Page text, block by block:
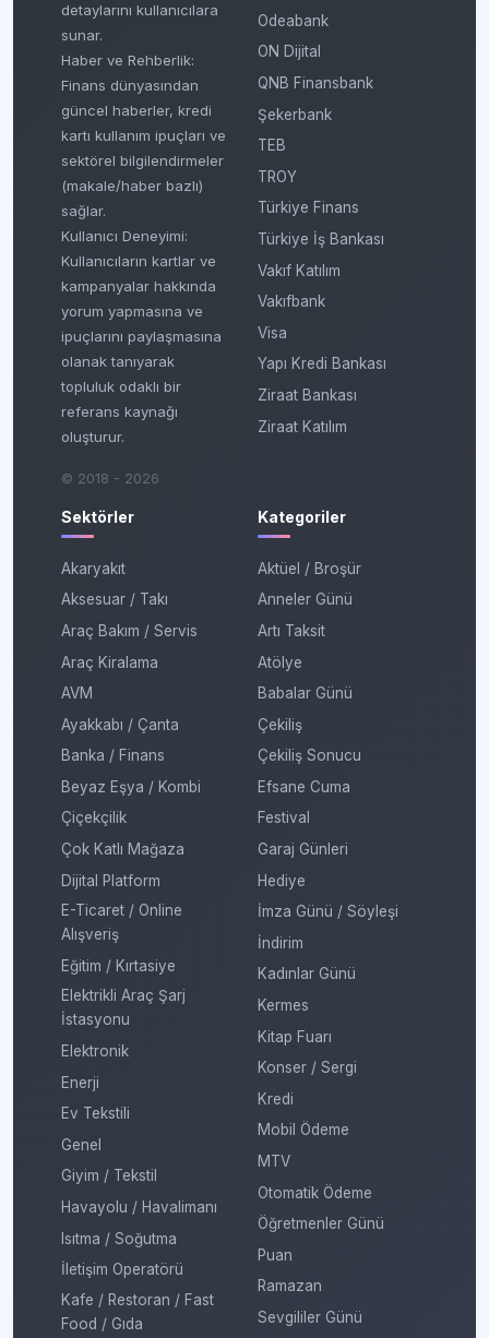
detaylarını kullanıcılara
sunar.
Haber ve Rehberlik:
Finans dünyasından
güncel haberler, kredi
kartı kullanım ipuçları ve
sektörel bilgilendirmeler
(makale/haber bazlı)
sağlar.
Kullanıcı Deneyimi:
Kullanıcıların kartlar ve
kampanyalar hakkında
yorum yapmasına ve
ipuçlarını paylaşmasına
olanak tanıyarak
topluluk odaklı bir
referans kaynağı
oluşturur.
© 2018 - 2026
Odeabank
ON Dijital
QNB Finansbank
Şekerbank
TEB
TROY
Türkiye Finans
Türkiye İş Bankası
Vakıf Katılım
Vakıfbank
Visa
Yapı Kredi Bankası
Ziraat Bankası
Ziraat Katılım
Sektörler
Akaryakıt
Aksesuar / Takı
Araç Bakım / Servis
Araç Kiralama
AVM
Ayakkabı / Çanta
Banka / Finans
Beyaz Eşya / Kombi
Çiçekçilik
Çok Katlı Mağaza
Dijital Platform
E-Ticaret / Online
Alışveriş
Eğitim / Kırtasiye
Elektrikli Araç Şarj
İstasyonu
Elektronik
Enerji
Ev Tekstili
Genel
Giyim / Tekstil
Havayolu / Havalimanı
Isıtma / Soğutma
İletişim Operatörü
Kafe / Restoran / Fast
Food / Gıda
Kategoriler
Aktüel / Broşür
Anneler Günü
Artı Taksit
Atölye
Babalar Günü
Çekiliş
Çekiliş Sonucu
Efsane Cuma
Festival
Garaj Günleri
Hediye
İmza Günü / Söyleşi
İndirim
Kadınlar Günü
Kermes
Kitap Fuarı
Konser / Sergi
Kredi
Mobil Ödeme
MTV
Otomatik Ödeme
Öğretmenler Günü
Puan
Ramazan
Sevgililer Günü